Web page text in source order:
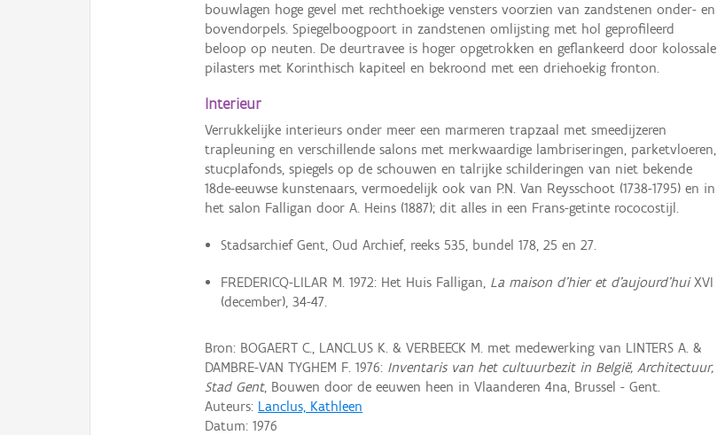
bouwlagen hoge gevel met rechthoekige vensters voorzien van zandstenen onder- en
bovendorpels. Spiegelboogpoort in zandstenen omlijsting met hol geprofileerd
beloop op neuten. De deurtravee is hoger opgetrokken en geflankeerd door kolossale
pilasters met Korinthisch kapiteel en bekroond met een driehoekig fronton.
Interieur
Verrukkelijke interieurs onder meer een marmeren trapzaal met smeedijzeren
trapleuning en verschillende salons met merkwaardige lambriseringen, parketvloeren,
stucplafonds, spiegels op de schouwen en talrijke schilderingen van niet bekende
18de-eeuwse kunstenaars, vermoedelijk ook van P.N. Van Reysschoot (1738-1795) en in
het salon Falligan door A. Heins (1887); dit alles in een Frans-getinte rococostijl.
Stadsarchief Gent, Oud Archief, reeks 535, bundel 178, 25 en 27.
FREDERICQ-LILAR M. 1972: Het Huis Falligan, La maison d'hier et d'aujourd'huiXVI
(december), 34-47.
Bron: BOGAERT C., LANCLUS K. & VERBEECK M. met medewerking van LINTERS A. &
DAMBRE-VAN TYGHEM F. 1976: Inventaris van het cultuurbezit in België, Architectuur,
Stad Gent, Bouwen door de eeuwen heen in Vlaanderen 4na, Brussel - Gent.
Auteurs: Lanclus, Kathleen
Datum:1976